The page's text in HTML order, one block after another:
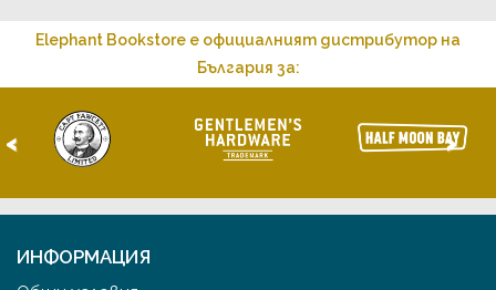
Elephant Bookstore е официалният дистрибутор на
България за:
< >
ИНФОРМАЦИЯ